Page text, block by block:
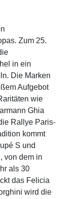
Zum 25.
in ein
Die Marken
Aufgebot
wie
Ghia
Rallye Paris-
kommt
S und
von dem in
als 30
das Felicia
wird die